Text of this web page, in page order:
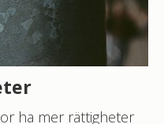
ha mer rättigheter